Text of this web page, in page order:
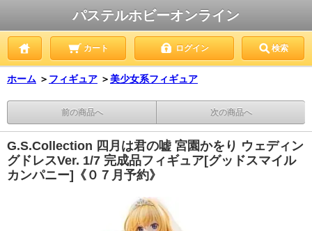
パステルホビーオンライン
カート ログイン 検索
ホーム ＞ フィギュア ＞美少女系フィギュア
前の商品へ 次の商品へ
G.S.Collection 四月は君の嘘 宮園かをり ウェディン
グドレスVer. 1/7 完成品フィギュア[グッドスマイル
カンパニー]《０７月予約》